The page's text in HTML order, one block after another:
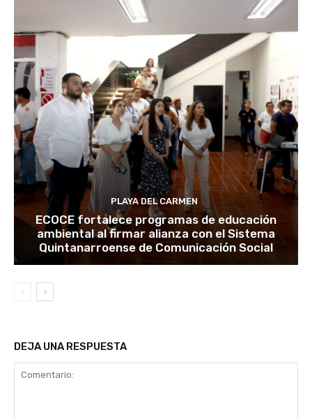
PLAYA DEL CARMEN
ECOCE fortalece programas de educación
ambiental al firmar alianza con el Sistema
Quintanarroense de Comunicación Social
DEJA UNA RESPUESTA